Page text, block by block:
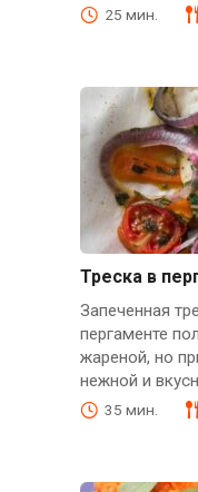
25 мин.
Треска в
Запеченная
пергаменте
жареной, но
нежной и
35 мин.